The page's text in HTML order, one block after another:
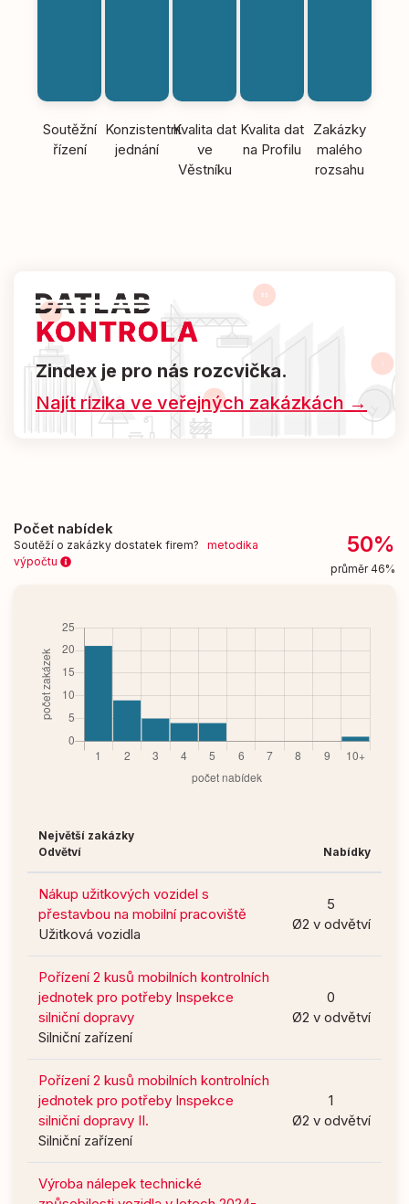
Soutěžní
řízení
Konzistentní
jednání
Kvalita dat
ve
Věstníku
Kvalita dat
na Profilu
Zakázky
malého
rozsahu
Zindex je pro nás rozcvička.
Najít rizika ve veřejných zakázkách →
Počet nabídek
Soutěží o zakázky dostatek firem? metodika
výpočtu
50%
průměr 46%
Největší zakázky
Odvětví
Nabídky
Nákup užitkových vozidel s
přestavbou na mobilní pracoviště
Užitková vozidla
5
Ø2 v odvětví
Pořízení 2 kusů mobilních kontrolních
jednotek pro potřeby Inspekce
silniční dopravy
Silniční zařízení
0
Ø2 v odvětví
Pořízení 2 kusů mobilních kontrolních
jednotek pro potřeby Inspekce
silniční dopravy II.
Silniční zařízení
1
Ø2 v odvětví
Výroba nálepek technické